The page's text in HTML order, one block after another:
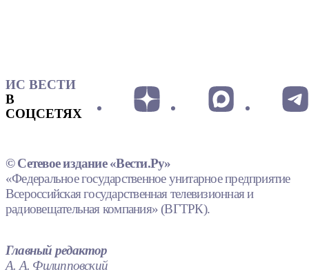
ИС ВЕСТИ
В
СОЦСЕТЯХ
© Сетевое издание «Вести.Ру»
«Федеральное государственное унитарное предприятие
Всероссийская государственная телевизионная и
радиовещательная компания» (ВГТРК).
Главный редактор
А. А. Филипповский